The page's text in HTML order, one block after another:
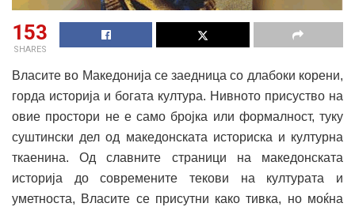
153
SHARES
Власите во Македонија се заедница со длабоки корени,
горда историја и богата култура. Нивното присуство на
овие простори не е само бројка или формалност, туку
суштински дел од македонската историска и културна
ткаенина. Од славните страници на македонската
историја до современите текови на културата и
уметноста, Власите се присутни како тивка, но моќна